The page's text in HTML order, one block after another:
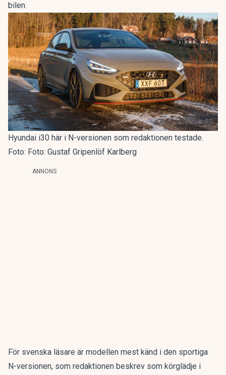
bilen.
Hyundai i30 här i N-versionen som redaktionen testade.
Foto: Foto: Gustaf Gripenlöf Karlberg
ANNONS
För svenska läsare är modellen mest känd i den sportiga
N-versionen, som redaktionen beskrev som körglädje i